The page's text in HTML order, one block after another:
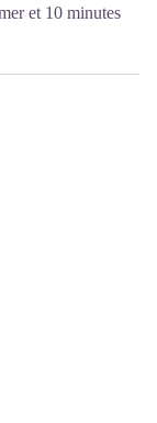
et 10 minutes